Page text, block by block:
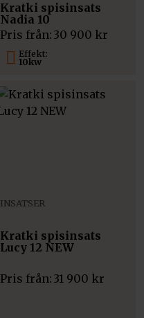
Effekt:
10kw
Kratki spisinsats
Nadia 10
Pris från: 30 900 kr
INSATSER
Kratki spisinsats
Lucy 12 NEW
Pris från: 31 900 kr